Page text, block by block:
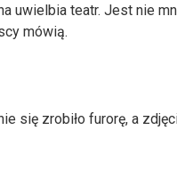
uwielbia teatr. Jest nie
mówią.
się zrobiło furorę, a